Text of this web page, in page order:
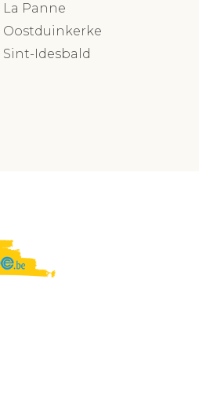
Panne
Oostduinkerke
Idesbald